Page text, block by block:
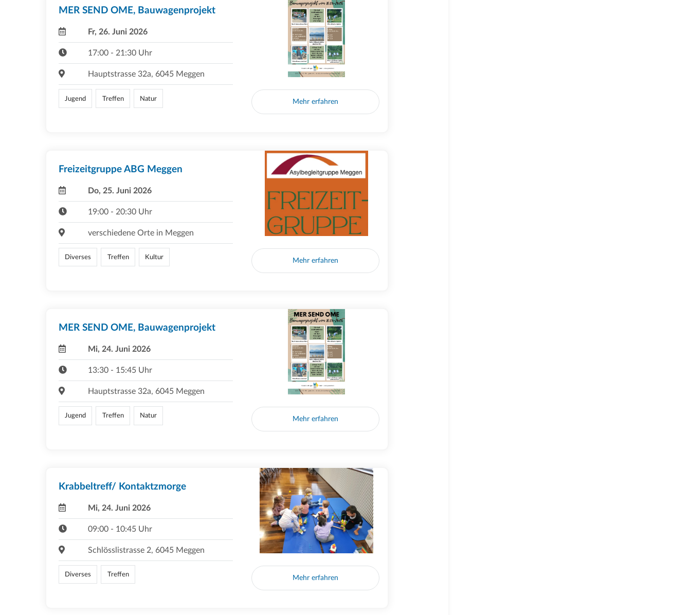
MER SEND OME, Bauwagenprojekt
Fr, 26. Juni 2026
17:00 - 21:30 Uhr
Hauptstrasse 32a, 6045 Meggen
Jugend Treffen Natur Mehr erfahren
Freizeitgruppe ABG Meggen
Do, 25. Juni 2026
19:00 - 20:30 Uhr
verschiedene Orte in Meggen
Diverses Treffen Kultur Mehr erfahren
MER SEND OME, Bauwagenprojekt
Mi, 24. Juni 2026
13:30 - 15:45 Uhr
Hauptstrasse 32a, 6045 Meggen
Jugend Treffen Natur Mehr erfahren
Krabbeltreff/ Kontaktzmorge
Mi, 24. Juni 2026
09:00 - 10:45 Uhr
Schlösslistrasse 2, 6045 Meggen
Diverses Treffen Mehr erfahren